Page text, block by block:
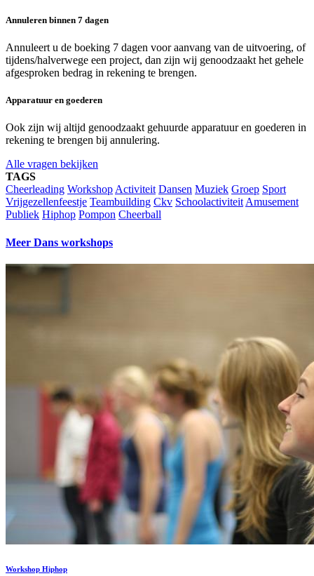
Annuleren binnen 7 dagen
Annuleert u de boeking 7 dagen voor aanvang van de uitvoering, of
tijdens/halverwege een project, dan zijn wij genoodzaakt het gehele
afgesproken bedrag in rekening te brengen.
Apparatuur en goederen
Ook zijn wij altijd genoodzaakt gehuurde apparatuur en goederen in
rekening te brengen bij annulering.
Alle vragen bekijken
TAGS
Cheerleading Workshop Activiteit Dansen Muziek Groep Sport
Vrijgezellenfeestje Teambuilding Ckv Schoolactiviteit Amusement
Publiek Hiphop Pompon Cheerball
Meer Dans workshops
Workshop Hiphop